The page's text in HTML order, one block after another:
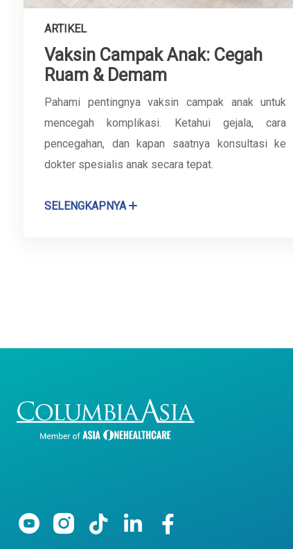
ARTIKEL
Vaksin Campak Anak: Cegah
Ruam & Demam
Pahami pentingnya vaksin campak anak untuk
mencegah komplikasi. Ketahui gejala, cara
pencegahan, dan kapan saatnya konsultasi ke
dokter spesialis anak secara tepat.
SELENGKAPNYA